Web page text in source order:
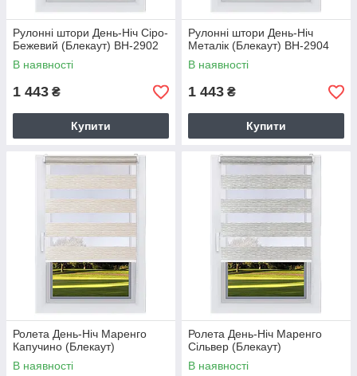
Рулонні штори День-Ніч Сіро-
Бежевий (Блекаут) ВН-2902
В наявності
1 443 ₴
Купити
Рулонні штори День-Ніч
Металік (Блекаут) ВН-2904
В наявності
1 443 ₴
Купити
Ролета День-Ніч Маренго
Капучино (Блекаут)
В наявності
Ролета День-Ніч Маренго
Сільвер (Блекаут)
В наявності